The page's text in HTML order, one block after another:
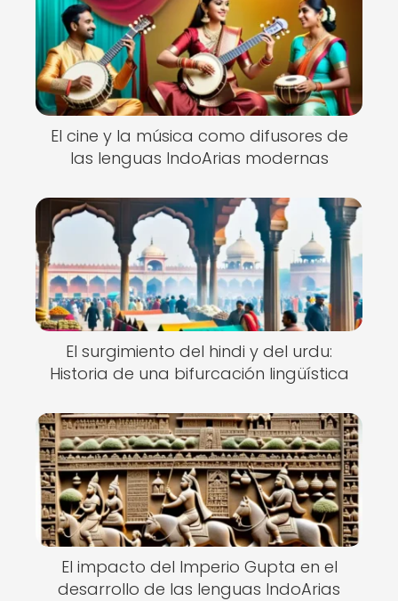
El cine y la música como difusores de
las lenguas IndoArias modernas
El surgimiento del hindi y del urdu:
Historia de una bifurcación lingüística
El impacto del Imperio Gupta en el
desarrollo de las lenguas IndoArias